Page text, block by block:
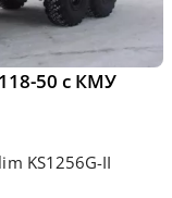
50 с КМУ
KS1256G-II